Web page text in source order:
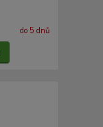
do 5 dnů